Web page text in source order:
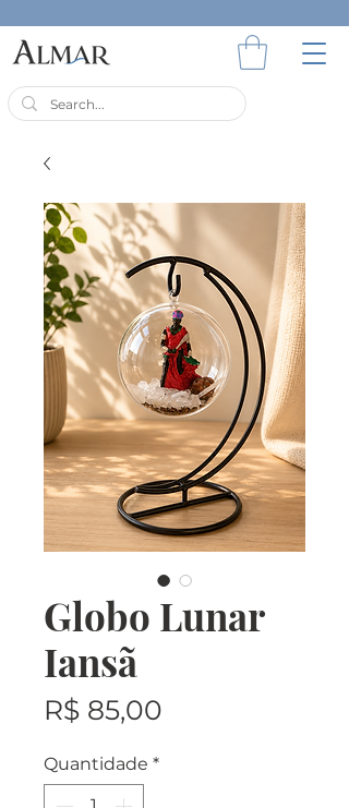
Globo Lunar
Iansã
R$ 85,00
Quantidade *